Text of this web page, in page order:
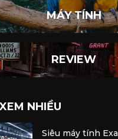
MÁY TÍNH
REVIEW
NHIỀU
Siêu máy tính